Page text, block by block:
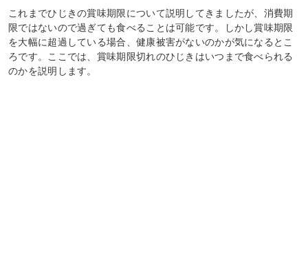
これまでひじきの賞味期限について説明してきましたが、消費期
限ではないので過ぎても食べることは可能です。しかし賞味期限
を大幅に超過している場合、健康被害がないのかが気になるとこ
ろです。ここでは、賞味期限切れのひじきはいつまで食べられる
のかを説明します。